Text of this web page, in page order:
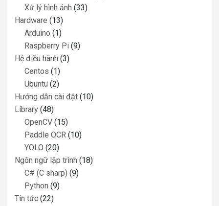
Xử lý hình ảnh (33)
Hardware (13)
Arduino (1)
Raspberry Pi (9)
Hệ điều hành (3)
Centos (1)
Ubuntu (2)
Hướng dẫn cài đặt (10)
Library (48)
OpenCV (15)
Paddle OCR (10)
YOLO (20)
Ngôn ngữ lập trình (18)
C# (C sharp) (9)
Python (9)
Tin tức (22)